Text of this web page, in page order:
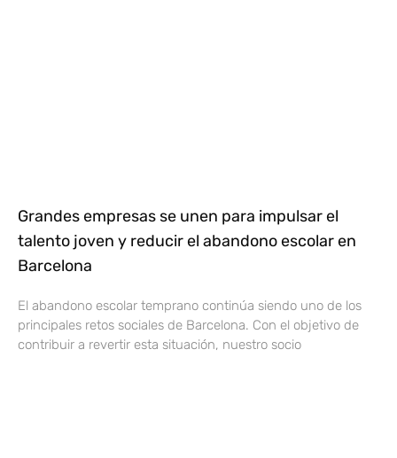
Grandes empresas se unen para impulsar el
talento joven y reducir el abandono escolar en
Barcelona
El abandono escolar temprano continúa siendo uno de los
principales retos sociales de Barcelona. Con el objetivo de
contribuir a revertir esta situación, nuestro socio